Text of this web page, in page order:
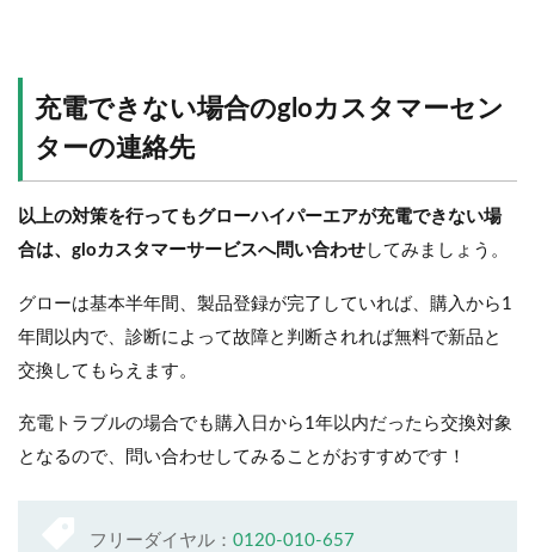
充電できない場合のgloカスタマーセン
ターの連絡先
以上の対策を行ってもグローハイパーエアが充電できない場
合は、gloカスタマーサービスへ問い合わせ してみましょう。
グローは基本半年間、製品登録が完了していれば、購入から1
年間以内で、診断によって故障と判断されれば無料で新品と
交換してもらえます。
充電トラブルの場合でも購入日から1年以内だったら交換対象
となるので、問い合わせしてみることがおすすめです！
フリーダイヤル： 0120-010-657